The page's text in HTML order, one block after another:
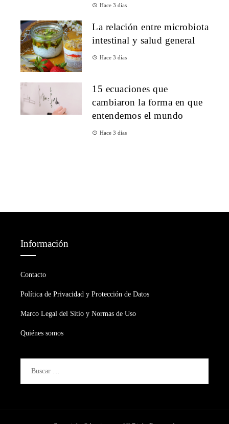
Hace 3 días
La relación entre microbiota
intestinal y salud general
Hace 3 días
15 ecuaciones que
cambiaron la forma en que
entendemos el mundo
Hace 3 días
Información
Contacto
Política de Privacidad y Protección de Datos
Marco Legal del Sitio y Normas de Uso
Quiénes somos